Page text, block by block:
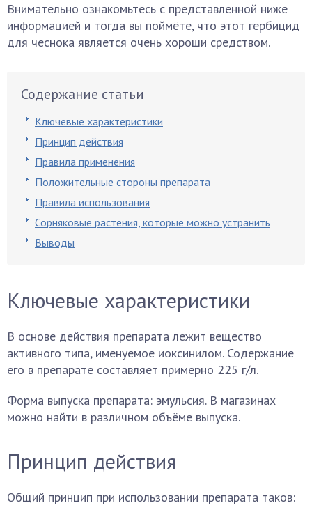
Внимательно ознакомьтесь с представленной ниже
информацией и тогда вы поймёте, что этот гербицид
для чеснока является очень хороши средством.
Содержание статьи
Ключевые характеристики
Принцип действия
Правила применения
Положительные стороны препарата
Правила использования
Сорняковые растения, которые можно устранить
Выводы
Ключевые характеристики
В основе действия препарата лежит вещество
активного типа, именуемое иоксинилом. Содержание
его в препарате составляет примерно 225 г/л.
Форма выпуска препарата: эмульсия. В магазинах
можно найти в различном объёме выпуска.
Принцип действия
Общий принцип при использовании препарата таков: